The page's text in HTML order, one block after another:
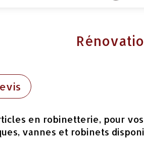
en robinetterie, pour
vannes et robinets